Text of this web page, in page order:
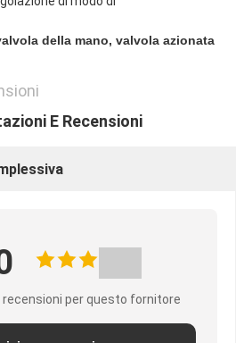
della mano, valvola azionata
E Recensioni
recensioni per questo fornitore